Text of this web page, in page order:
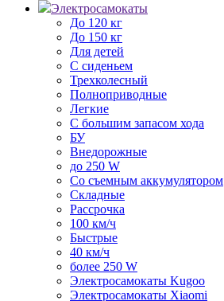
Электросамокаты
До 120 кг
До 150 кг
Для детей
С сиденьем
Трехколесный
Полноприводные
Легкие
С большим запасом хода
БУ
Внедорожные
до 250 W
Со съемным аккумулятором
Складные
Рассрочка
100 км/ч
Быстрые
40 км/ч
более 250 W
Электросамокаты Kugoo
Электросамокаты Xiaomi